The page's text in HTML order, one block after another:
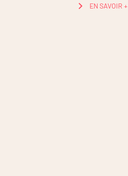
EN SAVOIR +